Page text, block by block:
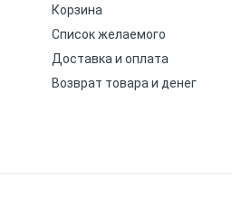
Корзина
Список желаемого
Доставка и оплата
Возврат товара и денег